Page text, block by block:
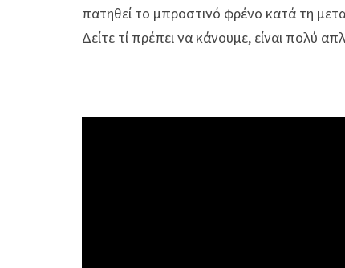
πατηθεί το μπροστινό φρένο κατά τη
Δείτε τί πρέπει να κάνουμε, είναι πολύ